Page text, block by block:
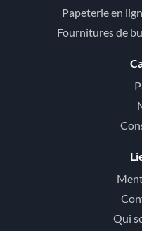
Papeterie en
Fournitures de
Qui